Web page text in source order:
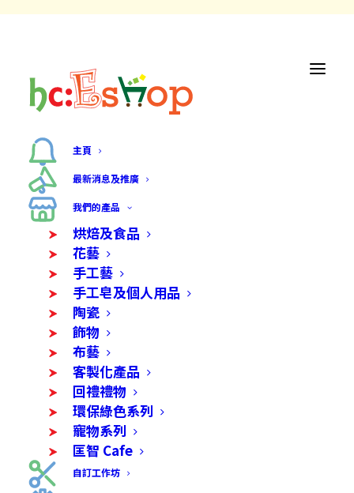
主頁
最新消息及推廣
我們的產品
烘焙及食品
花藝
手工藝
手工皂及個人用品
陶瓷
飾物
布藝
客製化產品
回禮禮物
環保綠色系列
寵物系列
匡智 Cafe
自訂工作坊